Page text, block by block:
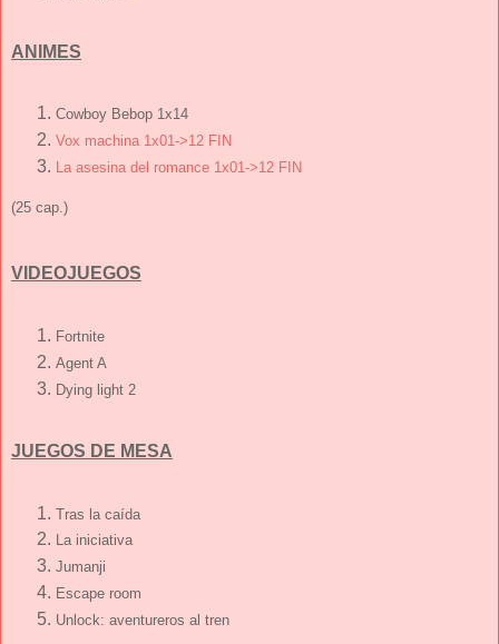
ANIMES
Cowboy Bebop 1x14
Vox machina 1x01->12 FIN
La asesina del romance 1x01->12 FIN
(25 cap.)
VIDEOJUEGOS
Fortnite
Agent A
Dying light 2
JUEGOS DE MESA
Tras la caída
La iniciativa
Jumanji
Escape room
Unlock: aventureros al tren